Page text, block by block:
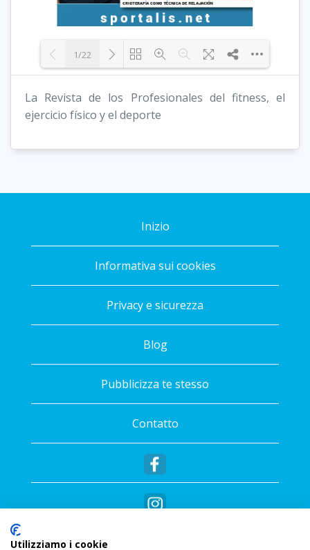
Loading PDF 31% ...
1/22
La Revista de los Profesionales del fitness, el
ejercicio físico y el deporte
Inizio
Informativa sui cookies
Privacy e sicurezza
Blog
Pubblicizza te stesso
Contatto
Utilizziamo i cookie